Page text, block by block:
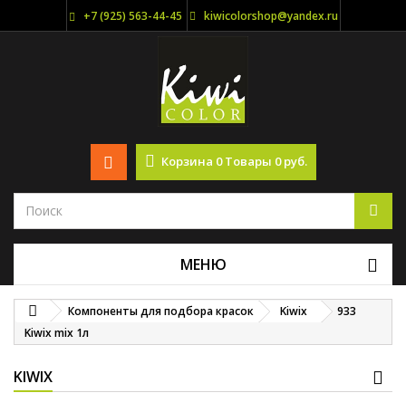
+7 (925) 563-44-45 kiwicolorshop@yandex.ru
Корзина 0 Товары 0 руб.
МЕНЮ
Компоненты для подбора красок Kiwix
933
Kiwix mix 1л
KIWIX